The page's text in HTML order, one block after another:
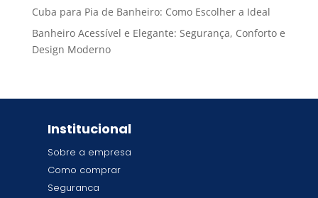
Cuba para Pia de Banheiro: Como Escolher a Ideal
Banheiro Acessível e Elegante: Segurança, Conforto e
Design Moderno
Institucional
Sobre a empresa
Como comprar
Seguranca